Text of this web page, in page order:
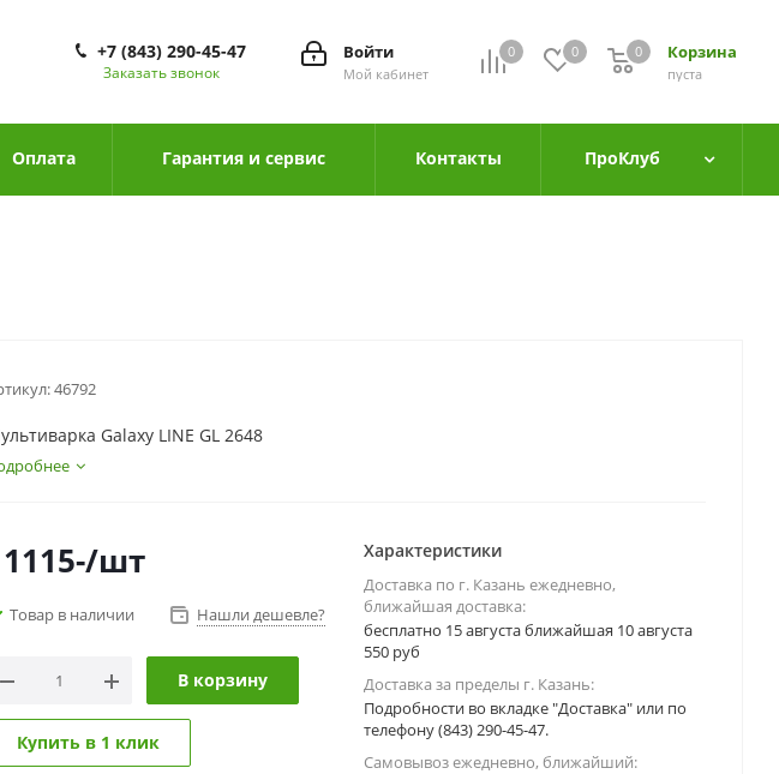
0 0 Корзина
0
пуста
0
Войти
Мой кабинет
+7 (843) 290-45-47
Заказать звонок
Оплата Гарантия и сервис Контакты ПроКлуб
46792
Galaxy LINE GL 2648
-/шт
Товар в наличии Нашли дешевле?
В корзину
Купить в 1 клик
Характеристики
Доставка по г. Казань ежедневно,
ближайшая доставка:
бесплатно 15 августа ближайшая 10 августа
550 руб
Доставка за пределы г. Казань:
Подробности во вкладке "Доставка" или по
телефону (843) 290-45-47.
Самовывоз ежедневно, ближайший: